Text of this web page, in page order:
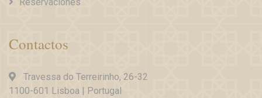
Contactos
Travessa do Terreirinho, 26-32
1100-601 Lisboa | Portugal